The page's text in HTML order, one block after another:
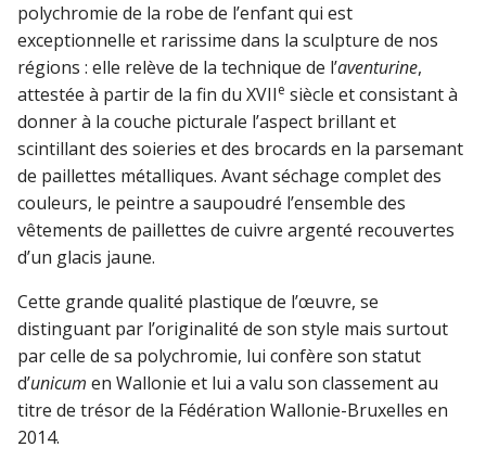
polychromie de la robe de l’enfant qui est
exceptionnelle et rarissime dans la sculpture de nos
régions : elle relève de la technique de l’aventurine,
attestée à partir de la fin du XVIIe siècle et consistant à
donner à la couche picturale l’aspect brillant et
scintillant des soieries et des brocards en la parsemant
de paillettes métalliques. Avant séchage complet des
couleurs, le peintre a saupoudré l’ensemble des
vêtements de paillettes de cuivre argenté recouvertes
d’un glacis jaune.
Cette grande qualité plastique de l’œuvre, se
distinguant par l’originalité de son style mais surtout
par celle de sa polychromie, lui confère son statut
d’unicum en Wallonie et lui a valu son classement au
titre de trésor de la Fédération Wallonie-Bruxelles en
2014.